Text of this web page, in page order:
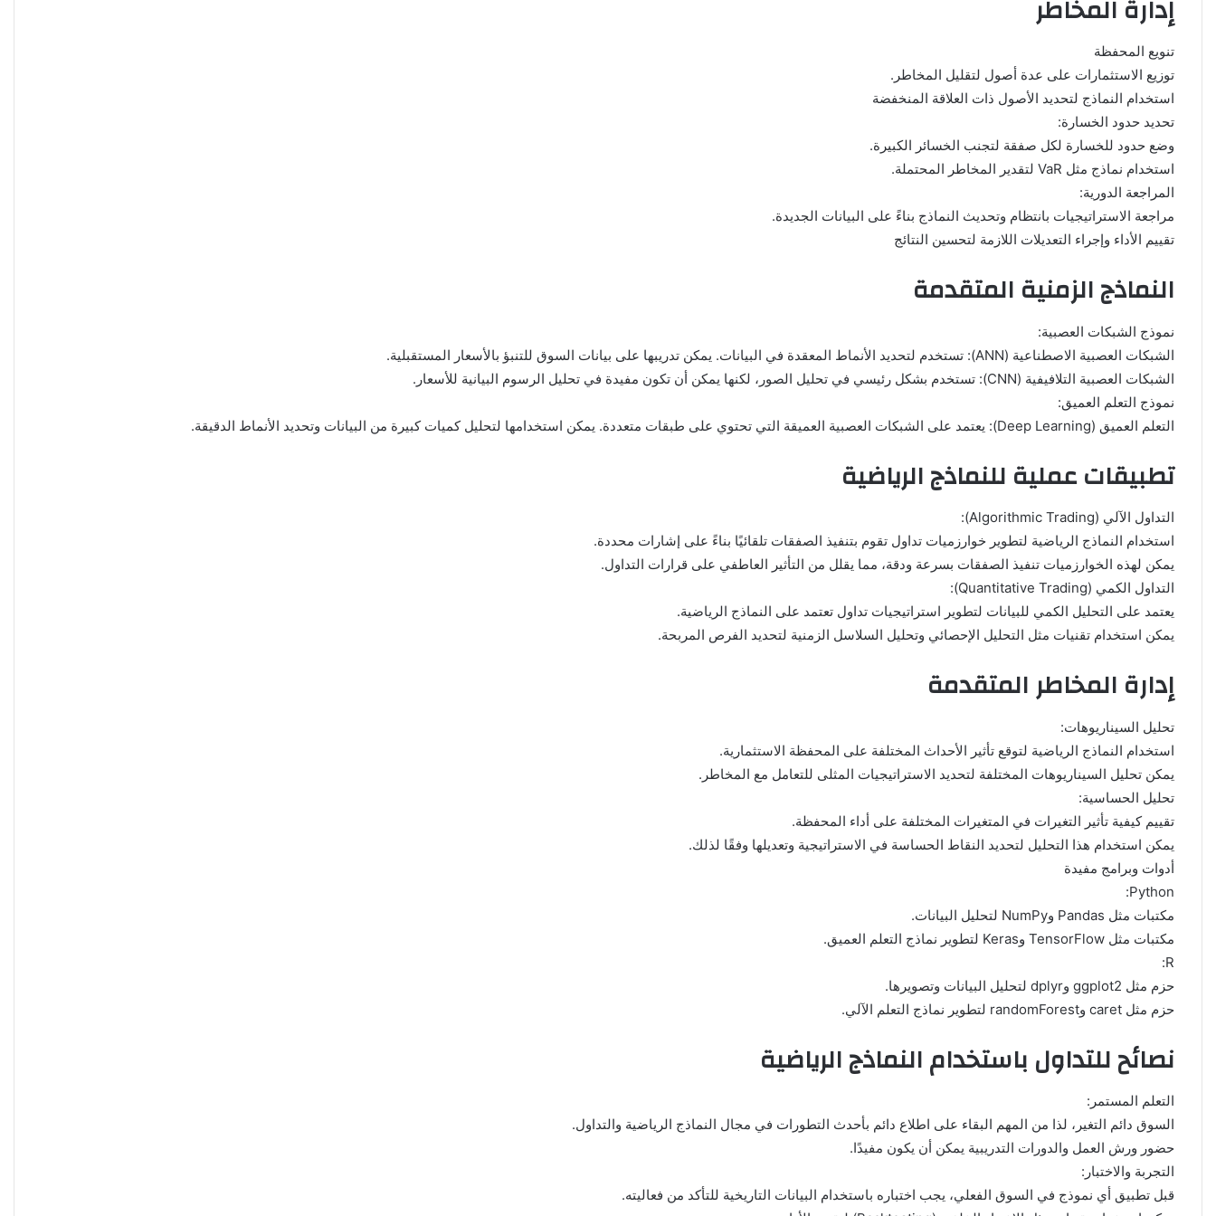
إدارة المخاطر
تنويع المحفظة
توزيع الاستثمارات على عدة أصول لتقليل المخاطر.
استخدام النماذج لتحديد الأصول ذات العلاقة المنخفضة
تحديد حدود الخسارة:
وضع حدود للخسارة لكل صفقة لتجنب الخسائر الكبيرة.
استخدام نماذج مثل VaR لتقدير المخاطر المحتملة.
المراجعة الدورية:
مراجعة الاستراتيجيات بانتظام وتحديث النماذج بناءً على البيانات الجديدة.
تقييم الأداء وإجراء التعديلات اللازمة لتحسين النتائج
النماذج الزمنية المتقدمة
نموذج الشبكات العصبية:
الشبكات العصبية الاصطناعية (ANN): تستخدم لتحديد الأنماط المعقدة في البيانات. يمكن تدريبها على بيانات السوق للتنبؤ بالأسعار المستقبلية.
الشبكات العصبية التلافيفية (CNN): تستخدم بشكل رئيسي في تحليل الصور، لكنها يمكن أن تكون مفيدة في تحليل الرسوم البيانية للأسعار.
نموذج التعلم العميق:
التعلم العميق (Deep Learning): يعتمد على الشبكات العصبية العميقة التي تحتوي على طبقات متعددة. يمكن استخدامها لتحليل كميات كبيرة من البيانات وتحديد الأنماط الدقيقة.
تطبيقات عملية للنماذج الرياضية
التداول الآلي (Algorithmic Trading):
استخدام النماذج الرياضية لتطوير خوارزميات تداول تقوم بتنفيذ الصفقات تلقائيًا بناءً على إشارات محددة.
يمكن لهذه الخوارزميات تنفيذ الصفقات بسرعة ودقة، مما يقلل من التأثير العاطفي على قرارات التداول.
التداول الكمي (Quantitative Trading):
يعتمد على التحليل الكمي للبيانات لتطوير استراتيجيات تداول تعتمد على النماذج الرياضية.
يمكن استخدام تقنيات مثل التحليل الإحصائي وتحليل السلاسل الزمنية لتحديد الفرص المربحة.
إدارة المخاطر المتقدمة
تحليل السيناريوهات:
استخدام النماذج الرياضية لتوقع تأثير الأحداث المختلفة على المحفظة الاستثمارية.
يمكن تحليل السيناريوهات المختلفة لتحديد الاستراتيجيات المثلى للتعامل مع المخاطر.
تحليل الحساسية:
تقييم كيفية تأثير التغيرات في المتغيرات المختلفة على أداء المحفظة.
يمكن استخدام هذا التحليل لتحديد النقاط الحساسة في الاستراتيجية وتعديلها وفقًا لذلك.
أدوات وبرامج مفيدة
Python:
مكتبات مثل Pandas وNumPy لتحليل البيانات.
مكتبات مثل TensorFlow وKeras لتطوير نماذج التعلم العميق.
R:
حزم مثل ggplot2 وdplyr لتحليل البيانات وتصويرها.
حزم مثل caret وrandomForest لتطوير نماذج التعلم الآلي.
نصائح للتداول باستخدام النماذج الرياضية
التعلم المستمر:
السوق دائم التغير، لذا من المهم البقاء على اطلاع دائم بأحدث التطورات في مجال النماذج الرياضية والتداول.
حضور ورش العمل والدورات التدريبية يمكن أن يكون مفيدًا.
التجربة والاختبار:
قبل تطبيق أي نموذج في السوق الفعلي، يجب اختباره باستخدام البيانات التاريخية للتأكد من فعاليته.